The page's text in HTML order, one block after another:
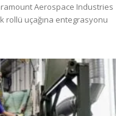
Aerospace Industries
rollü uçağına entegrasyonu